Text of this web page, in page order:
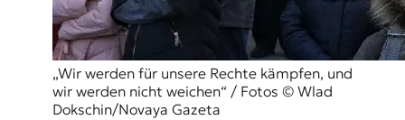
„Wir werden für unsere Rechte kämpfen, und
wir werden nicht weichen“ / Fotos © Wlad
Dokschin/Novaya Gazeta